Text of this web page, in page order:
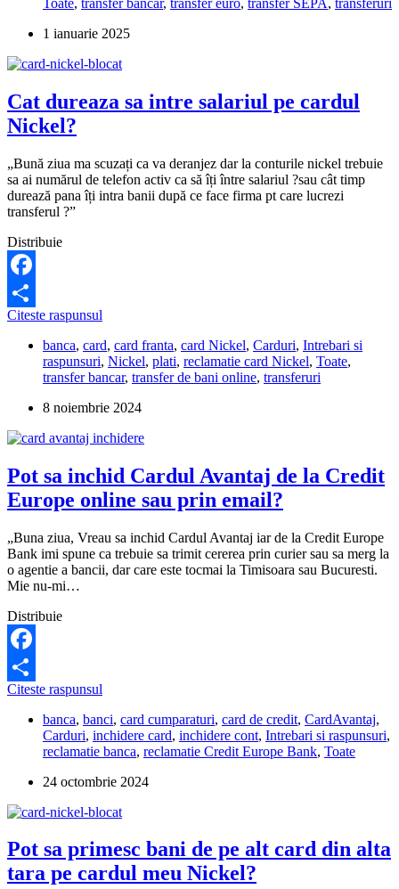
din
în
sau
pe
aplicația
Toate, transfer bancar, transfer euro, transfer SEPA, transferuri
1 ianuarie 2025
Cat dureaza sa intre salariul pe cardul
Nickel?
„Bună ziua ma scuzați ca va deranjez dar la conturile nickel trebuie
sa ai numărul de telefon activ ca să îți între salariul ?sau cât timp
durează pana îți intra banii după ce face firma pt care lucrezi
transferul ?”
Distribuie
Facebook
Partajează
Citeste raspunsul
sa
intre
salariul
cardul
banca, card, card franta, card Nickel, Carduri, Intrebari si
raspunsuri, Nickel, plati, reclamatie card Nickel, Toate,
transfer bancar, transfer de bani online, transferuri
8 noiembrie 2024
Pot sa inchid Cardul Avantaj de la Credit
Europe online sau prin email?
„Buna ziua, Vreau sa inchid Cardul Avantaj iar de la Credit Europe
Bank imi spune ca trebuie sa trimit cererea prin curier sau sa merg la
o agentie a bancii, dar care este tocmai la Timisoara sau Bucuresti.
Mie nu-mi…
Distribuie
Facebook
Partajează
Citeste raspunsul
inchid
Cardul
Avantaj
la
Europe
sau
prin
email?
banca, banci, card cumparaturi, card de credit, CardAvantaj,
Carduri, inchidere card, inchidere cont, Intrebari si raspunsuri,
reclamatie banca, reclamatie Credit Europe Bank, Toate
24 octombrie 2024
Pot sa primesc bani de pe alt card din alta
tara pe cardul meu Nickel?